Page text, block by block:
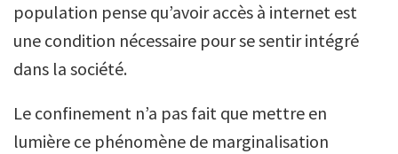
population pense qu’avoir accès à internet est
une condition nécessaire pour se sentir intégré
dans la société.
Le confinement n’a pas fait que mettre en
lumière ce phénomène de marginalisation